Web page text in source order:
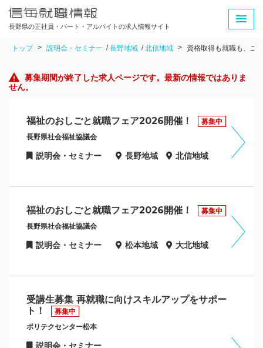
長野県の正社員・パート・アルバイトの求人情報サイト
トップ 説明会・セミナー 長野地域 北信地域 資格取得も就職も、ニ
募集期間が終了した求人ページです。最新の情報ではありま
せん。
福祉のおしごと就職フェア2026開催！ 募集中
長野県社会福祉協議会
説明会・セミナー 長野地域 北信地域
福祉のおしごと就職フェア2026開催！ 募集中
長野県社会福祉協議会
説明会・セミナー 松本地域 大北地域
受講生募集 再就職に向けスキルアップをサポー
ト！
募集中
ポリテクセンター松本
説明会・セミナー